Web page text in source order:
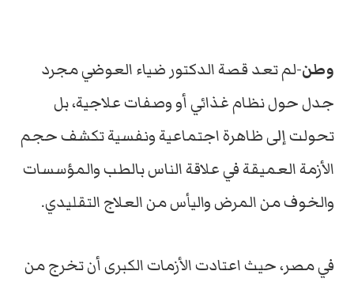
وطن-لم تعد قصة الدكتور ضياء العوضي مجرد
جدل حول نظام غذائي أو وصفات علاجية، بل
تحولت إلى ظاهرة اجتماعية ونفسية تكشف حجم
الأزمة العميقة في علاقة الناس بالطب والمؤسسات
والخوف من المرض واليأس من العلاج التقليدي.
في مصر، حيث اعتادت الأزمات الكبرى أن تخرج من